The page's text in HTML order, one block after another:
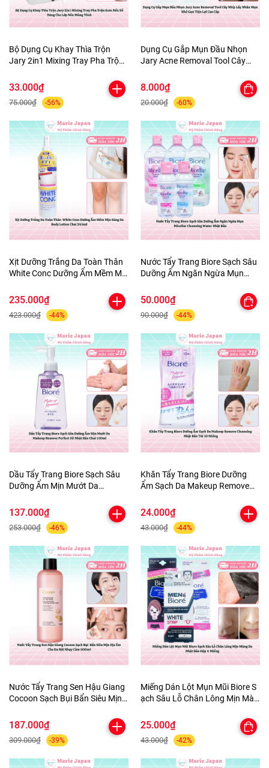
Bộ Dụng Cụ Khay Thìa Trộn
Jary 2in1 Mixing Tray Pha Trộn
Mỏng Tênh
33.000₫
75.000₫ -56%
Dụng Cụ Gắp Mụn Đầu Nhọn
Jary Acne Removal Tool Cây
Tiện Lợi Cao Cấp
8.000₫
20.000₫ -60%
Xịt Dưỡng Trắng Da Toàn Thân
White Conc Dưỡng Ẩm Mềm Mịn
245ml
235.000₫
423.000₫ -44%
Nước Tẩy Trang Biore Sạch Sâu
Dưỡng Ẩm Ngăn Ngừa Mụn
Bản
50.000₫
90.000₫ -44%
Dầu Tẩy Trang Biore Sạch Sâu
Dưỡng Ẩm Mịn Mướt Da
Nhật Bản Chai 150ml
137.000₫
253.000₫ -46%
Khăn Tẩy Trang Biore Dưỡng
Ẩm Sạch Da Makeup Remove
Miếng
24.000₫
43.000₫ -44%
Nước Tẩy Trang Sen Hậu Giang
Cocoon Sạch Bụi Bẩn Siêu Mịn
500ml
187.000₫
309.000₫ -39%
Miếng Dán Lột Mụn Mũi Biore S
ạch Sâu Lỗ Chân Lông Mịn Màn
25.000₫
43.000₫ -42%